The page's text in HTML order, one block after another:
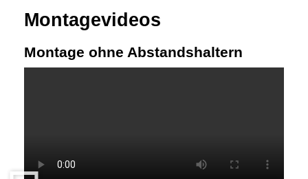
Montagevideos
Montage ohne Abstandshaltern